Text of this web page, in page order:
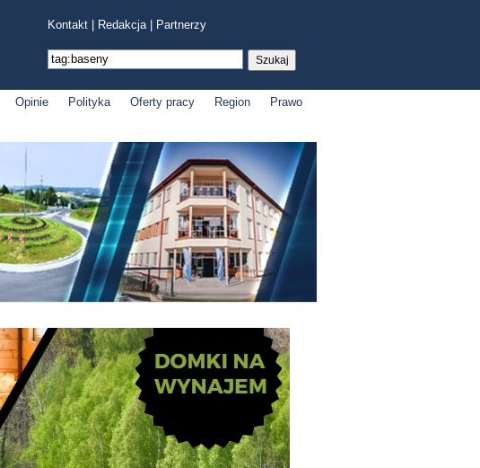
Kontakt Redakcja| Partnerzy
Opinie Polityka Oferty pracy Region
Prawo